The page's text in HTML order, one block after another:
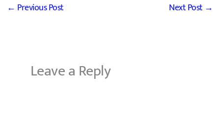
← Previous Post Next Post →
Leave a Reply